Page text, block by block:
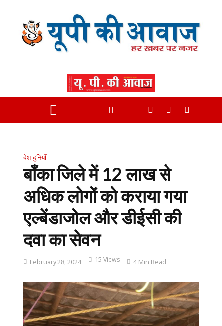
देश-दुनियाँ
बाँका जिले में 12 लाख से
अधिक लोगों को कराया गया
एल्बेंडाजोल और डीईसी की
दवा का सेवन
February 28, 2024 15 Views 4 Min Read